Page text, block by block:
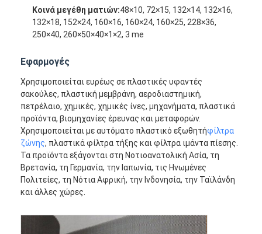
Ποιοτικός έλεγχος
επαφή
Νέα
Μιλήστε τώρα.
Χάλυβα από ανοξείδωτο χάλυβα
οθόνη φίλτρου εξωθητήρα
Συσκευή οθόνης εκχύλισης
Πλέγμα σχοινιών καλωδίων
Κοινά μεγέθη ματιών:48×10, 72×15, 132×14, 132×16,
132×18, 152×24, 160×16, 160×24, 160×25, 228×36,
250×40, 260×50×40×1×2, 3 me
Εφαρμογές
Χρησιμοποιείται ευρέως σε πλαστικές υφαντές
σακούλες, πλαστική μεμβράνη, αεροδιαστημική,
πετρέλαιο, χημικές, χημικές ίνες, μηχανήματα, πλαστικά
προϊόντα, βιομηχανίες έρευνας και μεταφορών.
Χρησιμοποιείται με αυτόματο πλαστικό εξωθητήφίλτρα
ζώνης, πλαστικά φίλτρα τήξης και φίλτρα ιμάντα πίεσης.
Τα προϊόντα εξάγονται στη Νοτιοανατολική Ασία, τη
Βρετανία, τη Γερμανία, την Ιαπωνία, τις Ηνωμένες
Πολιτείες, τη Νότια Αφρική, την Ινδονησία, την Ταϊλάνδη
και άλλες χώρες.